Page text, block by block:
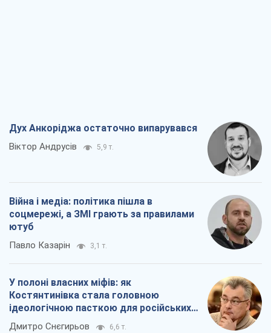
Дух Анкоріджа остаточно випарувався
Віктор Андрусів 5,9 т.
Війна і медіа: політика пішла в
соцмережі, а ЗМІ грають за правилами
ютуб
Павло Казарін 3,1 т.
У полоні власних міфів: як
Костянтинівка стала головною
ідеологічною пасткою для російських
окупантів
Дмитро Снєгирьов 6,6 т.